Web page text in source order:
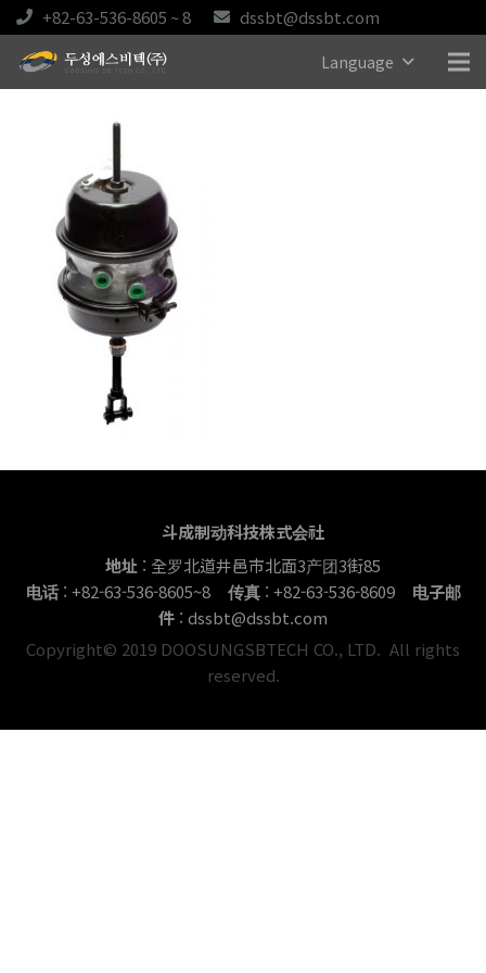
+82-63-536-8605 ~ 8 dssbt@dssbt.com
Language
斗成制动科技株式会社
地址 : 全罗北道井邑市北面3产团3街85
电话 : +82-63-536-8605~8 传真 : +82-63-536-8609 电子邮
件 : dssbt@dssbt.com
Copyright© 2019 DOOSUNGSBTECH CO., LTD. All rights
reserved.